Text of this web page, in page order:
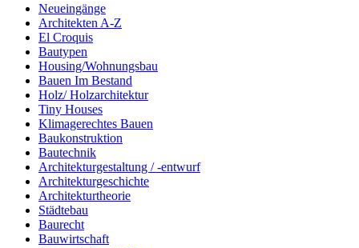
Neueingänge
Architekten A-Z
El Croquis
Bautypen
Housing/Wohnungsbau
Bauen Im Bestand
Holz/ Holzarchitektur
Tiny Houses
Klimagerechtes Bauen
Baukonstruktion
Bautechnik
Architekturgestaltung / -entwurf
Architekturgeschichte
Architekturtheorie
Städtebau
Baurecht
Bauwirtschaft